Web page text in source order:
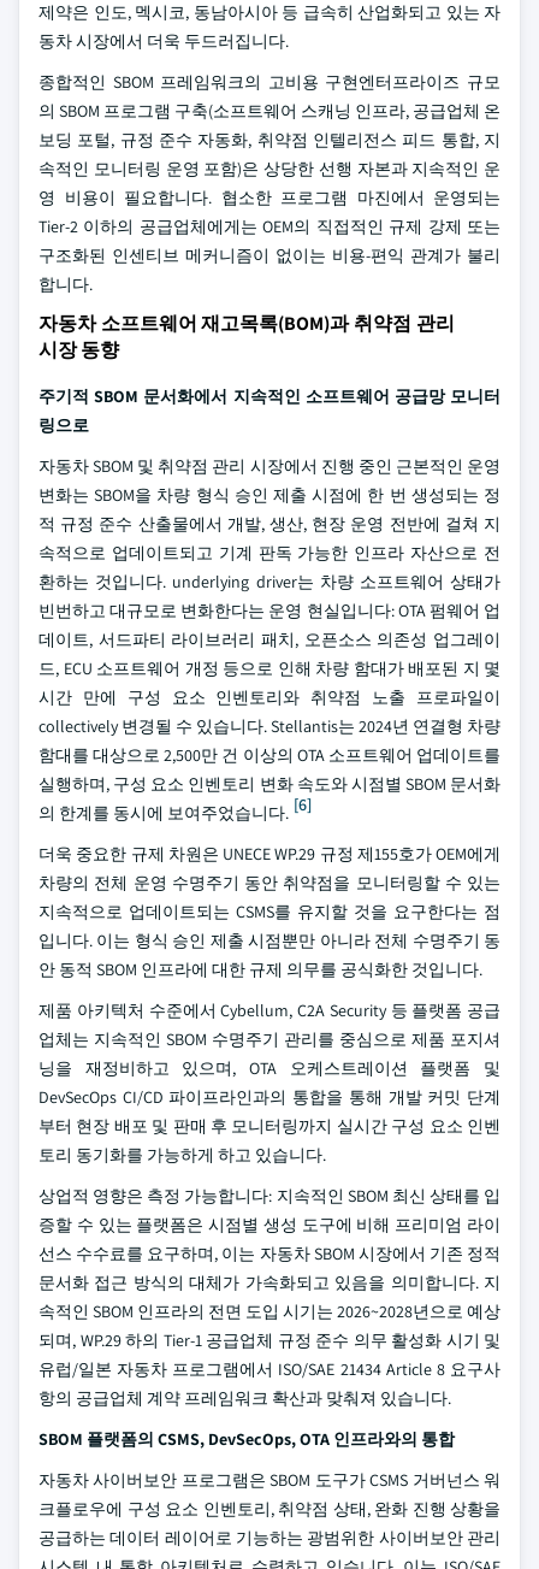
제약은 인도, 멕시코, 동남아시아 등 급속히 산업화되고 있는 자
동차 시장에서 더욱 두드러집니다.
종합적인 SBOM 프레임워크의 고비용 구현엔터프라이즈 규모
의 SBOM 프로그램 구축(소프트웨어 스캐닝 인프라, 공급업체 온
보딩 포털, 규정 준수 자동화, 취약점 인텔리전스 피드 통합, 지
속적인 모니터링 운영 포함)은 상당한 선행 자본과 지속적인 운
영 비용이 필요합니다. 협소한 프로그램 마진에서 운영되는
Tier-2 이하의 공급업체에게는 OEM의 직접적인 규제 강제 또는
구조화된 인센티브 메커니즘이 없이는 비용-편익 관계가 불리
합니다.
자동차 소프트웨어 재고목록(BOM)과 취약점 관리
시장 동향
주기적 SBOM 문서화에서 지속적인 소프트웨어 공급망 모니터
링으로
자동차 SBOM 및 취약점 관리 시장에서 진행 중인 근본적인 운영
변화는 SBOM을 차량 형식 승인 제출 시점에 한 번 생성되는 정
적 규정 준수 산출물에서 개발, 생산, 현장 운영 전반에 걸쳐 지
속적으로 업데이트되고 기계 판독 가능한 인프라 자산으로 전
환하는 것입니다. underlying driver는 차량 소프트웨어 상태가
빈번하고 대규모로 변화한다는 운영 현실입니다: OTA 펌웨어 업
데이트, 서드파티 라이브러리 패치, 오픈소스 의존성 업그레이
드, ECU 소프트웨어 개정 등으로 인해 차량 함대가 배포된 지 몇
시간 만에 구성 요소 인벤토리와 취약점 노출 프로파일이
collectively 변경될 수 있습니다. Stellantis는 2024년 연결형 차량
함대를 대상으로 2,500만 건 이상의 OTA 소프트웨어 업데이트를
실행하며, 구성 요소 인벤토리 변화 속도와 시점별 SBOM 문서화
의 한계를 동시에 보여주었습니다. [6]
더욱 중요한 규제 차원은 UNECE WP.29 규정 제155호가 OEM에게
차량의 전체 운영 수명주기 동안 취약점을 모니터링할 수 있는
지속적으로 업데이트되는 CSMS를 유지할 것을 요구한다는 점
입니다. 이는 형식 승인 제출 시점뿐만 아니라 전체 수명주기 동
안 동적 SBOM 인프라에 대한 규제 의무를 공식화한 것입니다.
제품 아키텍처 수준에서 Cybellum, C2A Security 등 플랫폼 공급
업체는 지속적인 SBOM 수명주기 관리를 중심으로 제품 포지셔
닝을 재정비하고 있으며, OTA 오케스트레이션 플랫폼 및
DevSecOps CI/CD 파이프라인과의 통합을 통해 개발 커밋 단계
부터 현장 배포 및 판매 후 모니터링까지 실시간 구성 요소 인벤
토리 동기화를 가능하게 하고 있습니다.
상업적 영향은 측정 가능합니다: 지속적인 SBOM 최신 상태를 입
증할 수 있는 플랫폼은 시점별 생성 도구에 비해 프리미엄 라이
선스 수수료를 요구하며, 이는 자동차 SBOM 시장에서 기존 정적
문서화 접근 방식의 대체가 가속화되고 있음을 의미합니다. 지
속적인 SBOM 인프라의 전면 도입 시기는 2026~2028년으로 예상
되며, WP.29 하의 Tier-1 공급업체 규정 준수 의무 활성화 시기 및
유럽/일본 자동차 프로그램에서 ISO/SAE 21434 Article 8 요구사
항의 공급업체 계약 프레임워크 확산과 맞춰져 있습니다.
SBOM 플랫폼의 CSMS, DevSecOps, OTA 인프라와의 통합
자동차 사이버보안 프로그램은 SBOM 도구가 CSMS 거버넌스 워
크플로우에 구성 요소 인벤토리, 취약점 상태, 완화 진행 상황을
공급하는 데이터 레이어로 기능하는 광범위한 사이버보안 관리